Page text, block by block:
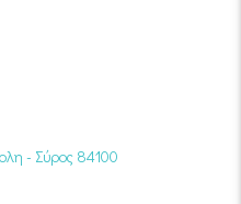
- Σύρος 84100